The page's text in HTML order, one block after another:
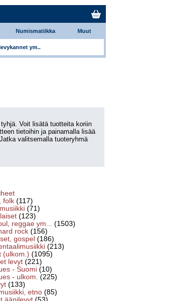
Numismatiikka Muut
ym..
Voit lisätä tuotteita koriin
tietoihin ja painamalla lisää
valitsemalla tuoteryhmä
folk (117)
(71)
(123)
reggae ym... (1503)
rock (156)
gospel (186)
(213)
(ulkom.) (1095)
levyt (221)
- Suomi (10)
- ulkom. (225)
(133)
etno (85)